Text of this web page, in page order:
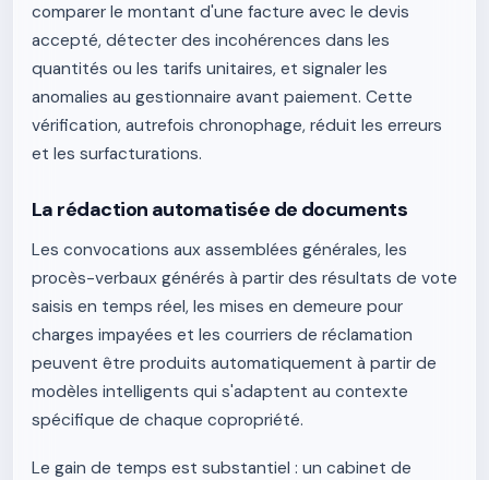
comparer le montant d'une facture avec le devis
accepté, détecter des incohérences dans les
quantités ou les tarifs unitaires, et signaler les
anomalies au gestionnaire avant paiement. Cette
vérification, autrefois chronophage, réduit les erreurs
et les surfacturations.
La rédaction automatisée de documents
Les convocations aux assemblées générales, les
procès-verbaux générés à partir des résultats de vote
saisis en temps réel, les mises en demeure pour
charges impayées et les courriers de réclamation
peuvent être produits automatiquement à partir de
modèles intelligents qui s'adaptent au contexte
spécifique de chaque copropriété.
Le gain de temps est substantiel : un cabinet de